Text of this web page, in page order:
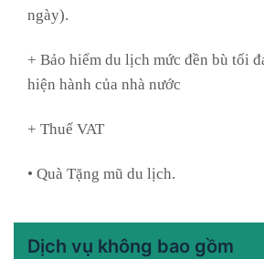
ngày).
+ Bảo hiểm du lịch mức đền bù tối
hiện hành của nhà nước
+ Thuế VAT
• Quà Tặng mũ du lịch.
Dịch vụ không bao gồm